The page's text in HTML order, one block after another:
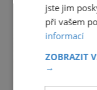
jste jim
při vašem
informací
ZOBRAZIT
→